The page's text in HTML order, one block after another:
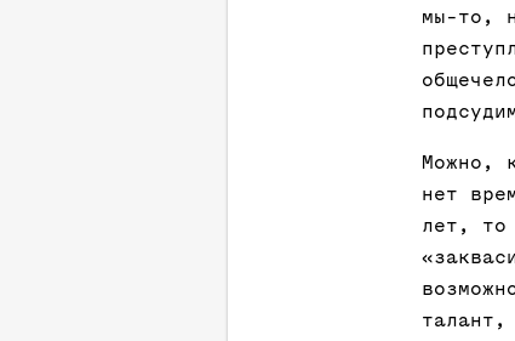
мы-то,
Можно,
нет
лет, то
талант,